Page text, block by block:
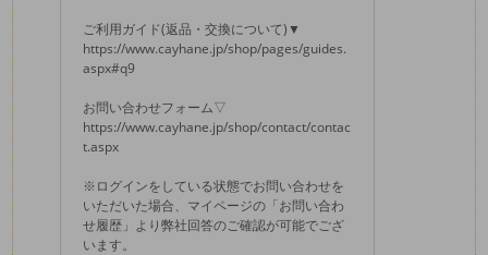
ご利用ガイド(返品・交換について)▼
https://www.cayhane.jp/shop/pages/guides.
aspx#q9
お問い合わせフォーム▽
https://www.cayhane.jp/shop/contact/contac
t.aspx
※ログインをしている状態でお問い合わせを
いただいた場合、マイページの「お問い合わ
せ履歴」より弊社回答のご確認が可能でござ
います。